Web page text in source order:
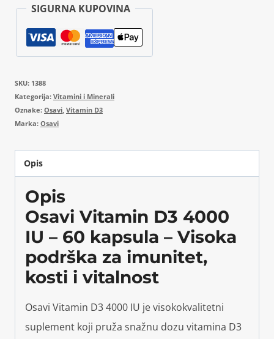
SIGURNA KUPOVINA
SKU: 1388
Kategorija: Vitamini i Minerali
Oznake: Osavi Vitamin D3
Marka: Osavi
Opis
Opis
Osavi Vitamin D3 4000
IU – 60 kapsula – Visoka
podrška za imunitet,
kosti i vitalnost
Osavi Vitamin D3 4000 IU je visokokvalitetni
suplement koji pruža snažnu dozu vitamina D3